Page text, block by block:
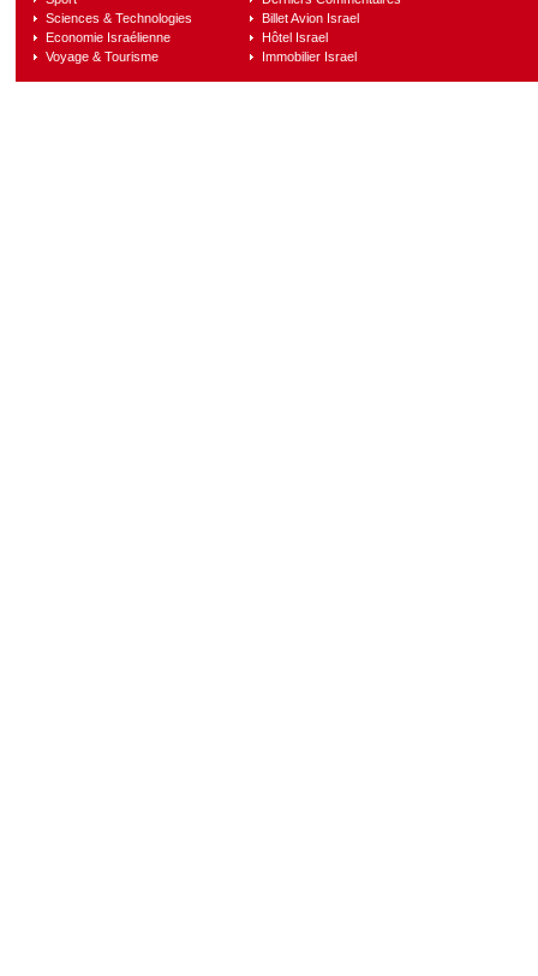
Sciences & Technologies
Economie Israélienne
Voyage & Tourisme
Billet Avion Israel
Hôtel Israel
Immobilier Israel